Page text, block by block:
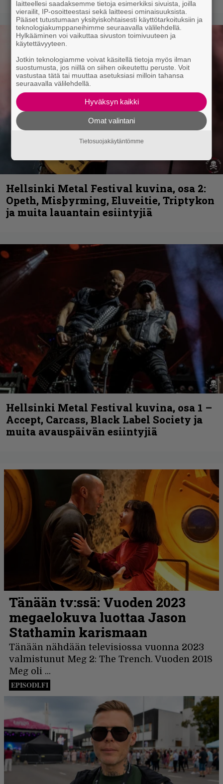
Hellsinki Metal Festival kuvina, osa 2:
Opeth, Misþyrming, Eluveitie, Triptykon
ja muita lauantain esiintyjiä
Hellsinki Metal Festival kuvina, osa 1 –
Accept, Carcass, Black Label Society ja
muita avauspäivän esiintyjiä
laitteellesi saadaksemme tietoja esimerkiksi sivuista, joilla
vierailit, IP-osoitteestasi sekä laitteesi ominaisuuksista.
Pääset tutustumaan yksityiskohtaisesti käyttötarkoituksiin ja
teknologiakumppaneihimme seuraavalla välilehdellä.
Hylkääminen voi vaikuttaa sivuston toimivuuteen ja
käytettävyyteen.
Jotkin teknologiamme voivat käsitellä tietoja myös ilman
suostumusta, jos niillä on siihen oikeutettu peruste. Voit
vastustaa tätä tai muuttaa asetuksiasi milloin tahansa
seuraavalla välilehdellä.
Hyväksyn kaikki
Omat valintani
Tietosuojakäytäntömme